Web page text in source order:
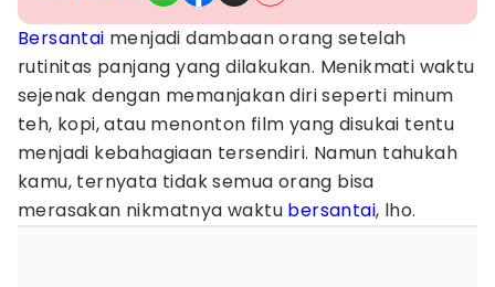
Bersantai menjadi dambaan orang setelah
rutinitas panjang yang dilakukan. Menikmati waktu
sejenak dengan memanjakan diri seperti minum
teh, kopi, atau menonton film yang disukai tentu
menjadi kebahagiaan tersendiri. Namun tahukah
kamu, ternyata tidak semua orang bisa
merasakan nikmatnya waktu bersantai, lho.